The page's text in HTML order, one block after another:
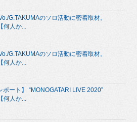
G.TAKUMAのソロ活動に密着取材。
何人か...
G.TAKUMAのソロ活動に密着取材。
何人か...
ポート】 “MONOGATARI LIVE 2020”
何人か...